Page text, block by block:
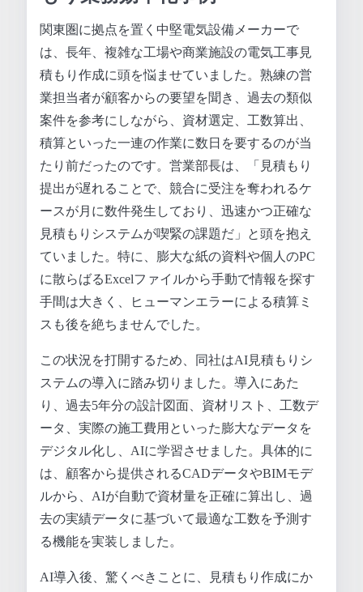
関東圏に拠点を置く中堅電気設備メーカーで
は、長年、複雑な工場や商業施設の電気工事見
積もり作成に頭を悩ませていました。熟練の営
業担当者が顧客からの要望を聞き、過去の類似
案件を参考にしながら、資材選定、工数算出、
積算といった一連の作業に数日を要するのが当
たり前だったのです。営業部長は、「見積もり
提出が遅れることで、競合に受注を奪われるケ
ースが月に数件発生しており、迅速かつ正確な
見積もりシステムが喫緊の課題だ」と頭を抱え
ていました。特に、膨大な紙の資料や個人のPC
に散らばるExcelファイルから手動で情報を探す
手間は大きく、ヒューマンエラーによる積算ミ
スも後を絶ちませんでした。
この状況を打開するため、同社はAI見積もりシ
ステムの導入に踏み切りました。導入にあた
り、過去5年分の設計図面、資材リスト、工数デ
ータ、実際の施工費用といった膨大なデータを
デジタル化し、AIに学習させました。具体的に
は、顧客から提供されるCADデータやBIMモデ
ルから、AIが自動で資材量を正確に算出し、過
去の実績データに基づいて最適な工数を予測す
る機能を実装しました。
AI導入後、驚くべきことに、見積もり作成にか